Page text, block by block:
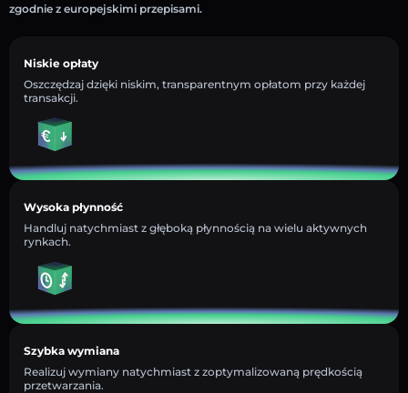
zgodnie z europejskimi przepisami.
Niskie opłaty
Oszczędzaj dzięki niskim, transparentnym opłatom przy każdej
transakcji.
Wysoka płynność
Handluj natychmiast z głęboką płynnością na wielu aktywnych
rynkach.
Szybka wymiana
Realizuj wymiany natychmiast z zoptymalizowaną prędkością
przetwarzania.